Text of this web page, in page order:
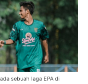
sebuah laga EPA di